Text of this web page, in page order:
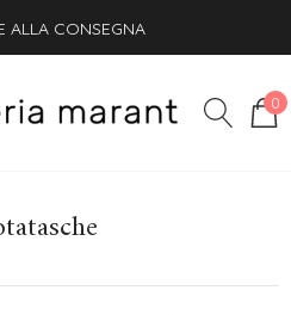
ALLA CONSEGNA
SU OGNI ORDINE
0